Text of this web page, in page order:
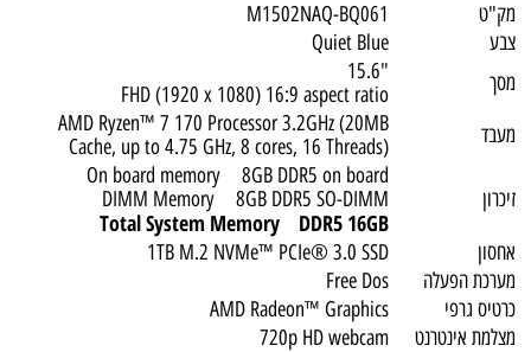
מק"ט
M1502NAQ-BQ061
צבע
Quiet Blue
מסך
"15.6
FHD (1920 x 1080) 16:9 aspect ratio
מעבד
AMD Ryzen™ 7 170 Processor 3.2GHz (20MB
Cache, up to 4.75 GHz, 8 cores, 16 Threads)
זיכרון
On board memory 8GB DDR5 on board
DIMM Memory 8GB DDR5 SO-DIMM
Total System Memory DDR5 16GB
אחסון
1TB M.2 NVMe™ PCIe® 3.0 SSD
מערכת הפעלה
Free Dos
כרטיס גרפי
AMD Radeon™ Graphics
מצלמת אינטרנט
720p HD webcam